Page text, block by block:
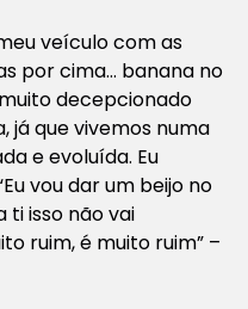
veículo com as
por cima… banana no
decepcionado
já que vivemos numa
e evoluída. Eu
vou dar um beijo no
ti isso não vai
ruim, é muito ruim” –